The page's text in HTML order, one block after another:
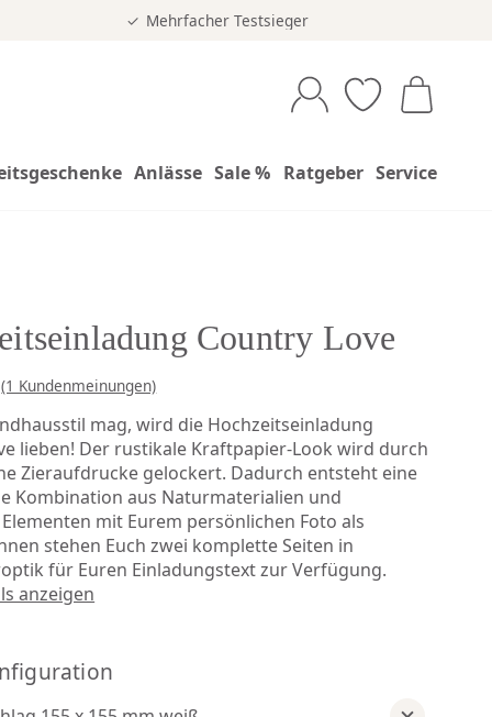
Mehrfacher Testsieger
Anlässe Sale % Ratgeber Service
Country Love
(1 Kundenmeinungen)
mag, wird die Hochzeitseinladung
lieben! Der rustikale Kraftpapier-Look wird durch
Zieraufdrucke gelockert. Dadurch entsteht eine
Kombination aus Naturmaterialien und
mit Eurem persönlichen Foto als
stehen Euch zwei komplette Seiten in
für Euren Einladungstext zur Verfügung.
anzeigen